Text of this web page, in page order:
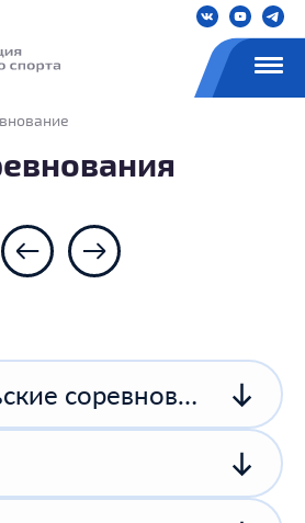
Любительские соревнования